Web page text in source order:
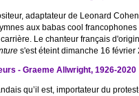
adaptateur de Leonard
aux babas cool
Le chanteur français
s'est éteint dimanche 16 février
- Graeme Allwright, 1926-2020
qu’il est, importateur du